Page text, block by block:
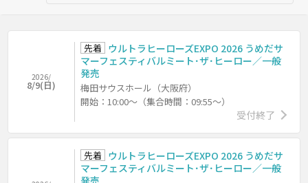
2026/
8/9(日)
先着 ウルトラヒーローズEXPO 2026 うめだサ
マーフェスティバルミート･ザ･ヒーロー／一般
発売
梅田サウスホール（大阪府）
開始：10:00～（集合時間：09:55～）
受付終了
先着 ウルトラヒーローズEXPO 2026 うめだサ
マーフェスティバルミート･ザ･ヒーロー／一般